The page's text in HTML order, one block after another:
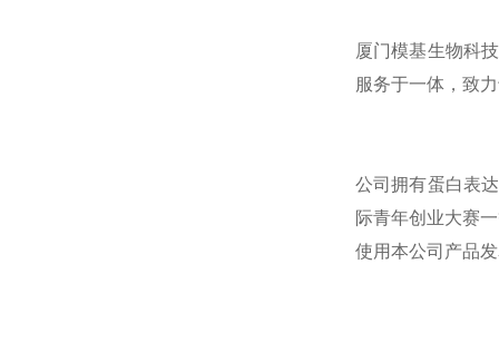
厦门模基生物科
服务于一体，致
公司拥有蛋白表
际青年创业大赛
使用本公司产品